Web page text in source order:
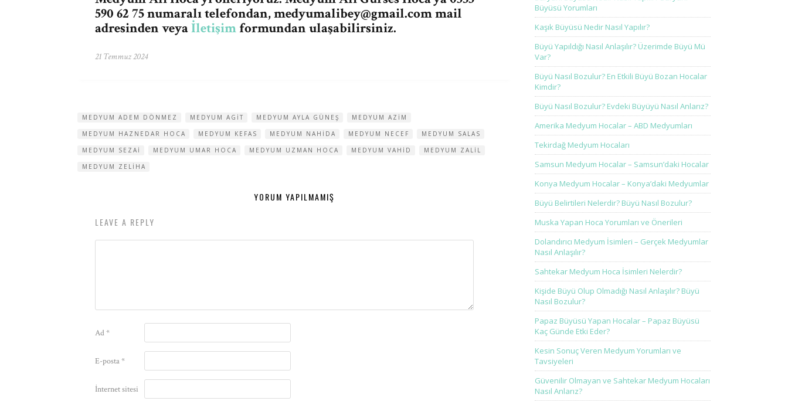
590 62 75 numaralı telefondan,medyumalibey@gmail.commail
adresinden veyaİletişim formundan ulaşabilirsiniz.
21 Temmuz 2024
MEDYUM ADEM DÖNMEZ MEDYUM AGIT MEDYUM AYLA GÜNEŞ
MEDYUM AZIM
MEDYUM HAZNEDAR HOCA
MEDYUM KEFAS MEDYUM NAHIDA MEDYUM NECEF
MEDYUM SALAS
MEDYUM SEZAI
MEDYUM UMAR HOCA MEDYUM UZMAN HOCA MEDYUM VAHID
MEDYUM ZALIL
MEDYUM ZELIHA
YORUM YAPILMAMIŞ
LEAVE A REPLY
Ad*
E-posta*
İnternet sitesi
Büyüsü Yorumları
Kaşık Büyüsü Nedir Nasıl Yapılır?
Büyü Yapıldığı Nasıl Anlaşılır? Üzerimde Büyü Mü
Var?
Büyü Nasıl Bozulur? En Etkili Büyü Bozan Hocalar
Kimdir?
Büyü Nasıl Bozulur? Evdeki Büyüyü Nasıl Anlarız?
Amerika Medyum Hocalar – ABD Medyumları
Tekirdağ Medyum Hocaları
Samsun Medyum Hocalar – Samsun’daki Hocalar
Konya Medyum Hocalar – Konya’daki Medyumlar
Büyü Belirtileri Nelerdir? Büyü Nasıl Bozulur?
Muska Yapan Hoca Yorumları ve Önerileri
Dolandırıcı Medyum İsimleri – Gerçek Medyumlar
Nasıl Anlaşılır?
Sahtekar Medyum Hoca İsimleri Nelerdir?
Kişide Büyü Olup Olmadığı Nasıl Anlaşılır? Büyü
Nasıl Bozulur?
Papaz Büyüsü Yapan Hocalar – Papaz Büyüsü
Kaç Günde Etki Eder?
Kesin Sonuç Veren Medyum Yorumları ve
Tavsiyeleri
Güvenilir Olmayan ve Sahtekar Medyum Hocaları
Nasıl Anlarız?